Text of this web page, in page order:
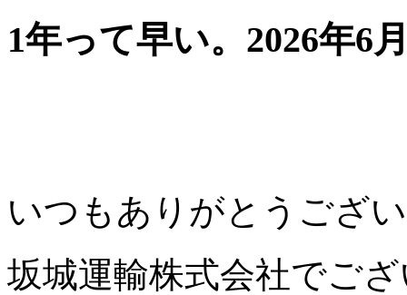
1年って早い。 2026年6
いつもありがとうござ
坂城運輸株式会社でご